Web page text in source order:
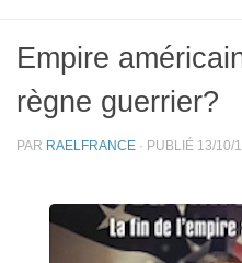
Empire
règne guerrier?
PAR RAELFRANCE · PUBLIÉ 13/10/